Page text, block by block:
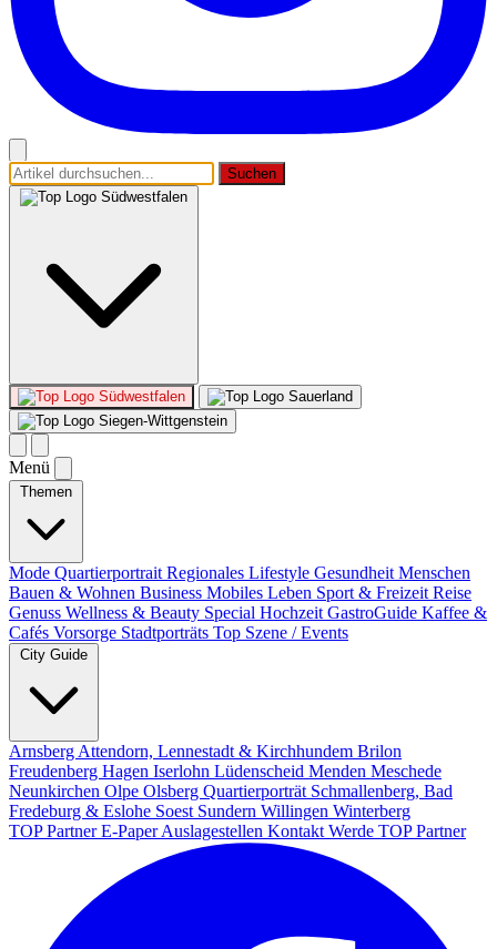
Suchen
Südwestfalen
Südwestfalen
Sauerland
Siegen-Wittgenstein
Menü
Themen
Mode Quartierportrait Regionales Lifestyle Gesundheit Menschen
Bauen & Wohnen Business Mobiles Leben Sport & Freizeit Reise
Genuss Wellness & Beauty Special Hochzeit GastroGuide Kaffee &
Cafés Vorsorge Stadtporträts Top Szene / Events
City Guide
Arnsberg Attendorn, Lennestadt & Kirchhundem Brilon
Freudenberg Hagen Iserlohn Lüdenscheid Menden Meschede
Neunkirchen Olpe Olsberg Quartierporträt Schmallenberg, Bad
Fredeburg & Eslohe Soest Sundern Willingen Winterberg
TOP PartnerE-PaperAuslagestellen Kontakt Werde TOP Partner